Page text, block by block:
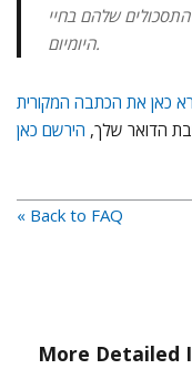
שלהם בחיי
היומיום.
כאן את הכתבה המקורית
הדואר שלך,
« Back to FAQ
More Detailed